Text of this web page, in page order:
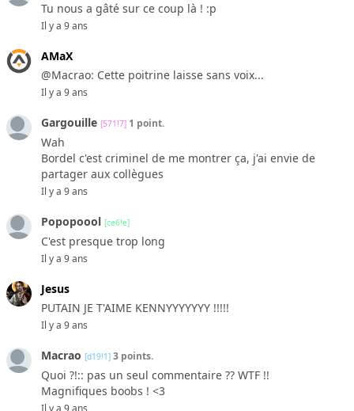
Tu nous a gâté sur ce coup là ! :p
Il y a 9 ans
AMaX
@Macrao: Cette poitrine laisse sans voix...
Il y a 9 ans
Gargouille [571!7] 1 point.
Wah
Bordel c'est criminel de me montrer ça, j'ai envie de
partager aux collègues
Il y a 9 ans
Popopoool [ce6!e]
C'est presque trop long
Il y a 9 ans
Jesus
PUTAIN JE T'AIME KENNYYYYYYY !!!!!
Il y a 9 ans
Macrao [d19!1] 3 points.
Quoi ?!:: pas un seul commentaire ?? WTF !!
Magnifiques boobs ! <3
Il y a 9 ans